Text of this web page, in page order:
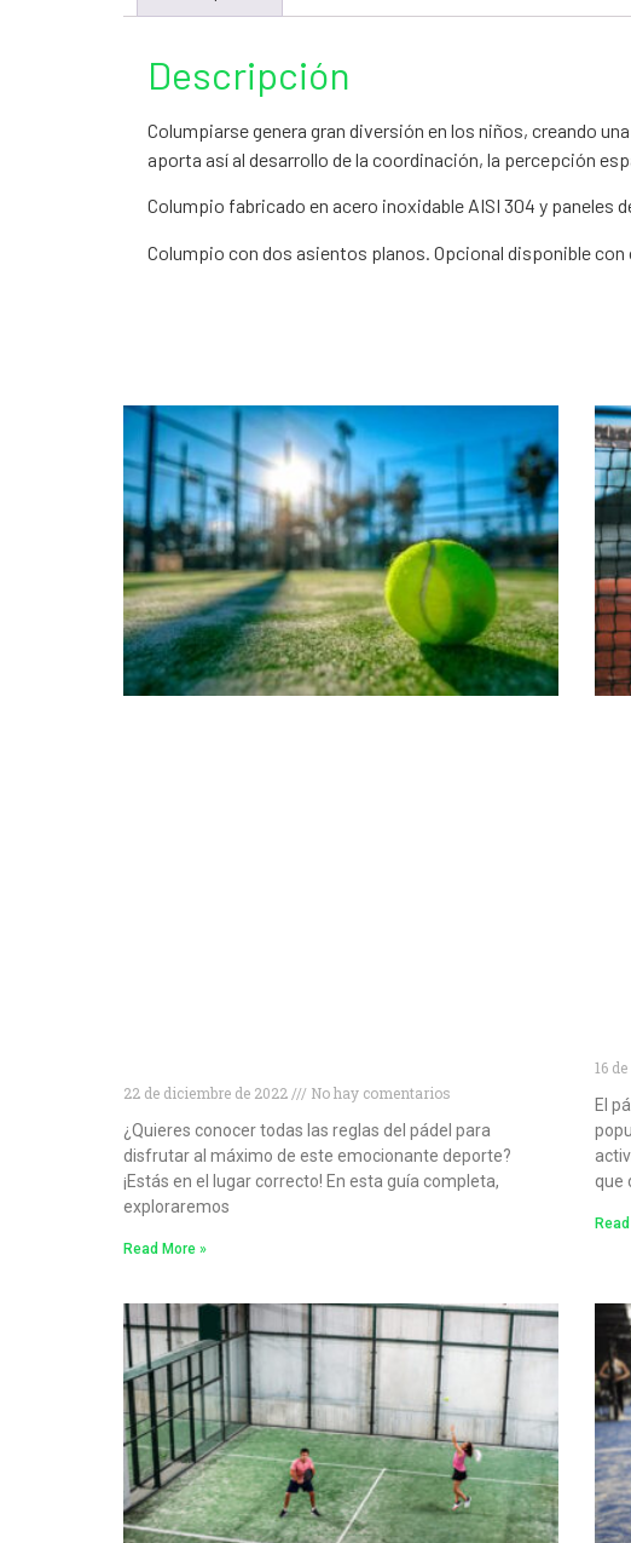
Descripción
Columpiarse genera gran diversión en los niños, creando
aporta así al desarrollo de la coordinación, la percepción
Columpio fabricado en acero inoxidable AISI 304 y paneles
Columpio con dos asientos planos. Opcional disponible
22 de diciembre de 2022
No hay comentarios
¿Quieres conocer todas las reglas del pádel para
disfrutar al máximo de este emocionante deporte?
¡Estás en el lugar correcto! En esta guía completa,
exploraremos
Read More »
16
El
que